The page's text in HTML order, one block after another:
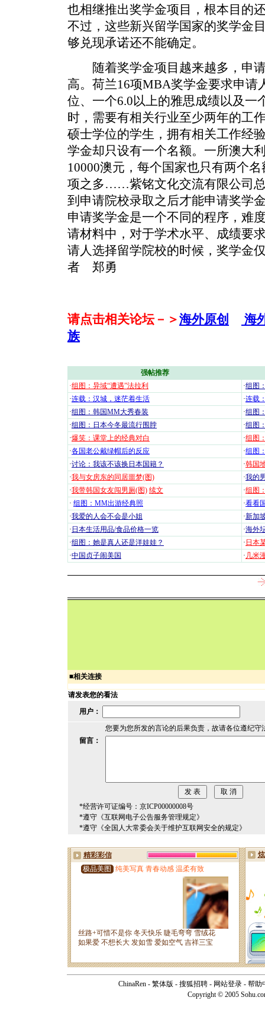
也相继推出奖学金项目，根本目的
不过，这些新兴留学国家的奖学金
够兑现承诺还不能确定。
随着奖学金项目越来越多，申请
高。荷兰16项MBA奖学金要求申请
位、一个6.0以上的雅思成绩以及一
时，需要有相关行业至少两年的工
硕士学位的学生，拥有相关工作经
学金却只设有一个名额。一所澳大
10000澳元，每个国家也只有两个
项之多……紫铭文化交流有限公司
到申请院校录取之后才能申请奖学
申请奖学金是一个不同的程序，难
请材料中，对于学术水平、成绩要
请人选择留学院校的时候，奖学金
者 郑勇
请点击相关论坛－＞海外原创
海
族
强帖推荐
·组图：异域“遭遇”法拉利 ·组图
·连载：汉城，迷茫着生活 ·连载
·组图：韩国MM大秀春装 ·组图
·组图：日本今冬最流行围脖 ·组图
·爆笑：课堂上的经典对白 ·组图
·各国老公戴绿帽后的反应 ·组图
·讨论：我该不该换日本国籍？ ·韩国
·我与女房东的同居噩梦(图) ·我的
·我带韩国女友闯男厕(图) 续文 ·组图
· 组图：MM出游经典照 ·看看
·我爱的人会不会是小姐 ·新加
· 日本生活用品/食品价格一览 ·海外
·组图：她是真人还是洋娃娃？ · 日本
·中国贞子闹美国 · 几米
■相关连接
请发表您的看法
用户：
您要为您所发的言论的后果负责，故请各位遵纪守
留言：
*经营许可证编号：京ICP00000008号
*遵守《互联网电子公告服务管理规定》
*遵守《全国人大常委会关于维护互联网安全的规定》
ChinaRen - 繁体版 - 搜狐招聘 - 网站登录 - 帮助
Copyright © 2005